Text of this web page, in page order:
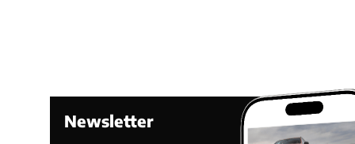
Newsletter